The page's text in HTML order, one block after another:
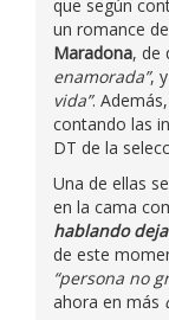
que según
un romance
Maradona, de
enamorada”,
vida”.
contando las
DT de la
Una de ellas
en la cama
hablando
de este
“persona no
ahora en más